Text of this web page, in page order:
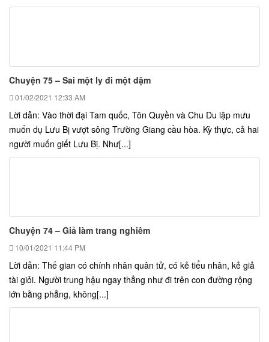
Chuyện 75 – Sai một ly đi một dặm
01/02/2021 12:33 AM
Lời dẫn: Vào thời đại Tam quốc, Tôn Quyền và Chu Du lập mưu
muốn dụ Lưu Bị vượt sông Trường Giang cầu hòa. Kỳ thực, cả hai
người muốn giết Lưu Bị. Như[...]
Chuyện 74 – Giả làm trang nghiêm
10/01/2021 11:44 PM
Lời dẫn: Thế gian có chính nhân quân tử, có kẻ tiểu nhân, kẻ giả
tài giỏi. Người trung hậu ngay thẳng như đi trên con đường rộng
lớn bằng phẳng, không[...]